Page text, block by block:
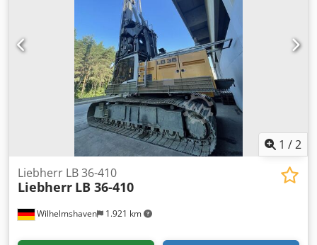
1 /2
Wilhelmshaven 1.921 km
Liebherr LB 36-410
Liebherr LB 36-410